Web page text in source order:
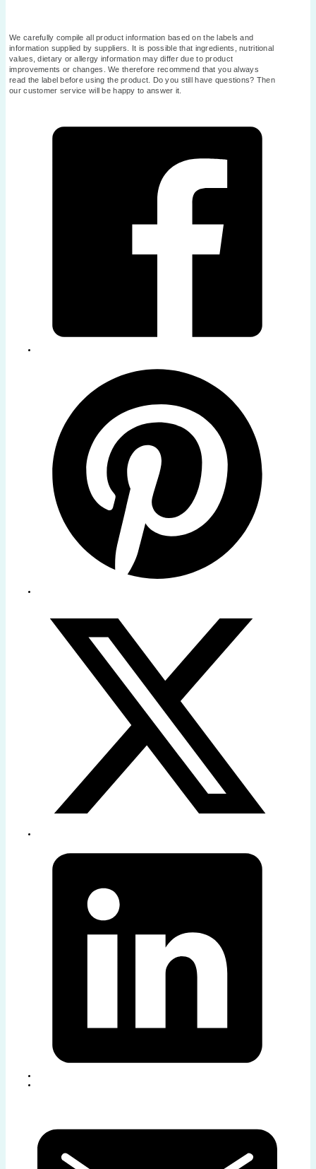
We carefully compile all product information based on the labels and
information supplied by suppliers. It is possible that ingredients, nutritional
values, dietary or allergy information may differ due to product
improvements or changes. We therefore recommend that you always
read the label before using the product. Do you still have questions? Then
our customer service will be happy to answer it.